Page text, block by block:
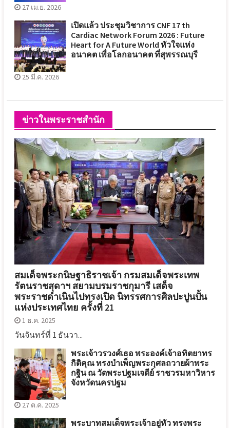
27 เม.ย. 2026
เปิดแล้ว ประชุมวิชาการ CNF 17 th
Cardiac Network Forum 2026 : Future
Heart for A Future World หัวใจแห่ง
อนาคต เพื่อโลกอนาคต ที่สุพรรณบุรี
25 มี.ค. 2026
ข่าวในพระราชสำนัก
สมเด็จพระกนิษฐาธิราชเจ้า กรมสมเด็จพระเทพ
รัตนราชสุดาฯ สยามบรมราชกุมารี เสด็จ
พระราชดำเนินไปทรงเปิด นิทรรศการศิลปะปูนปั้น
แห่งประเทศไทย ครั้งที่ 21
1 ธ.ค. 2025
วันจันทร์ที่ 1 ธันวา...
พระเจ้าวรวงศ์เธอ พระองค์เจ้าอทิตยาทร
กิติคุณ ทรงบำเพ็ญพระกุศลถวายผ้าพระ
กฐิน ณ วัดพระปฐมเจดีย์ ราชวรมหาวิหาร
จังหวัดนครปฐม
27 ต.ค. 2025
พระบาทสมเด็จพระเจ้าอยู่หัว ทรงพระ